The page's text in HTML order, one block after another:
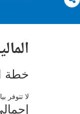
خطة
لا تتوفر